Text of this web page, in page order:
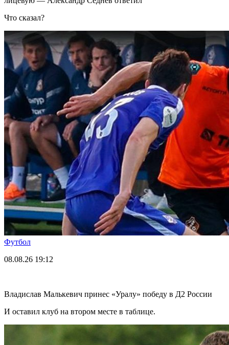
Что сказал?
Футбол
08.08.26 19:12
Владислав Малькевич принес «Уралу» победу в Д2 России
И оставил клуб на втором месте в таблице.